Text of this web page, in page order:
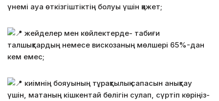
үнемі ауа өткізгіштіктің болуы үшін қажет;
жейделер мен көйлектерде- табиғи
талшықтардың немесе вискозаның мөлшері 65%-дан
кем емес;
киімнің бояуының тұрақтылық сапасын анықтау
үшін, матаның кішкентай бөлігін сулап, сүртіп көріңіз-